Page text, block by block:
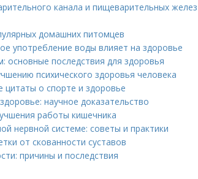
канала и пищеварительных
домашних питомцев
употребление воды влияет на здоровье
основные последствия для здоровья
психического здоровья человека
цитаты о спорте и здоровье
научное доказательство
работы кишечника
нервной системе: советы и практики
от скованности суставов
причины и последствия